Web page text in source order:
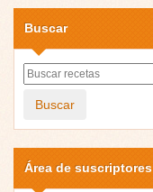
Buscar
Buscar
Área de suscriptores